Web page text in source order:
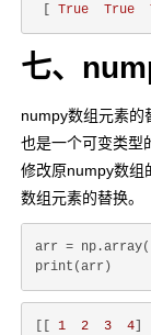
True True
七、
numpy数组元素的
也是一个可变类型
修改原numpy数组
数组元素的替换。
arr =
1 2 3 4